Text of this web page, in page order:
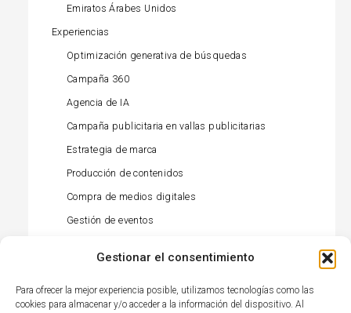
Gestionar el consentimiento
Para ofrecer la mejor experiencia posible, utilizamos tecnologías como las
cookies para almacenar y/o acceder a la información del dispositivo. Al
Emiratos Árabes Unidos
Experiencias
Optimización generativa de búsquedas
Campaña 360
Agencia de IA
Campaña publicitaria en vallas publicitarias
Estrategia de marca
Producción de contenidos
Compra de medios digitales
Gestión de eventos
Gestión de relaciones públicas (prensa)